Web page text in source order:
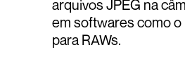
arquivos JPEG na
em softwares como
para RAWs.